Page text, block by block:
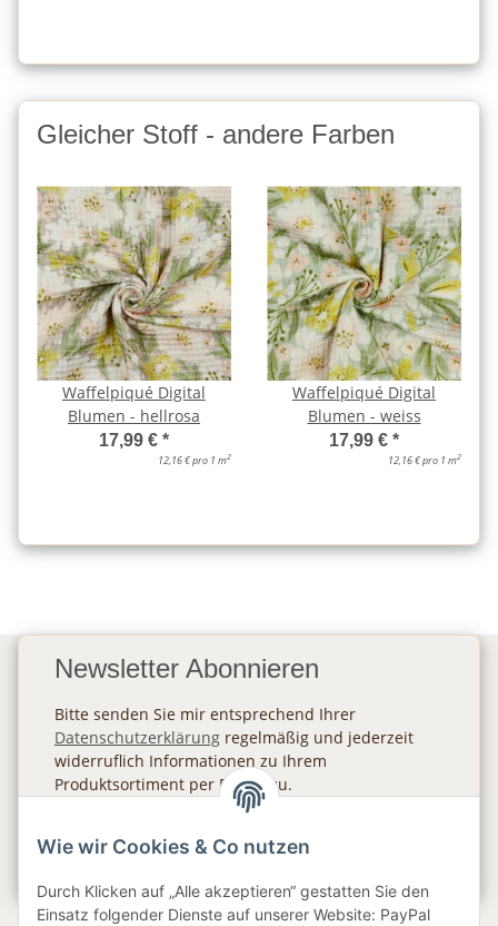
Gleicher Stoff - andere Farben
Waffelpiqué Digital
Blumen - hellrosa
17,99 € *
12,16 € pro 1 m2
Waffelpiqué Digital
Blumen - weiss
17,99 € *
12,16 € pro 1 m2
Newsletter Abonnieren
Bitte senden Sie mir entsprechend Ihrer
Datenschutzerklärung regelmäßig und jederzeit
widerruflich Informationen zu Ihrem
Produktsortiment per E-Mail zu.
Wie wir Cookies & Co nutzen
Durch Klicken auf „Alle akzeptieren“ gestatten Sie den
Einsatz folgender Dienste auf unserer Website: PayPal